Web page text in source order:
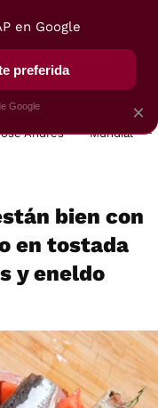
VEGUI
Andrés Mundial
bien con
en tostada
y eneldo
×
en Google
preferida
Google